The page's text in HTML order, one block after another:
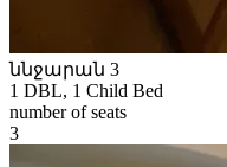
ննջարան 3
1 DBL, 1 Child Bed
number of seats
3